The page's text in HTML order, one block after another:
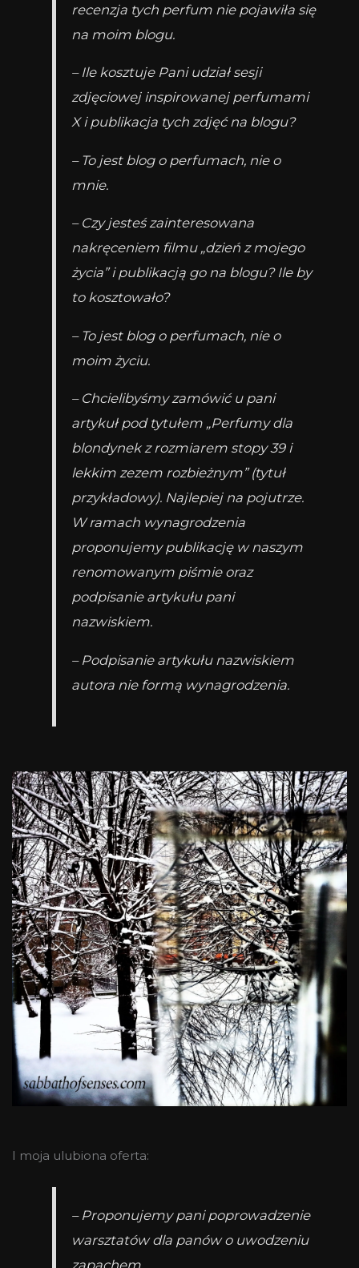
recenzja tych perfum nie pojawiła się
na moim blogu.
– Ile kosztuje Pani udział sesji
zdjęciowej inspirowanej perfumami
X i publikacja tych zdjęć na blogu?
– To jest blog o perfumach, nie o
mnie.
– Czy jesteś zainteresowana
nakręceniem filmu „dzień z mojego
życia” i publikacją go na blogu? Ile by
to kosztowało?
– To jest blog o perfumach, nie o
moim życiu.
– Chcielibyśmy zamówić u pani
artykuł pod tytułem „Perfumy dla
blondynek z rozmiarem stopy 39 i
lekkim zezem rozbieżnym” (tytuł
przykładowy). Najlepiej na pojutrze.
W ramach wynagrodzenia
proponujemy publikację w naszym
renomowanym piśmie oraz
podpisanie artykułu pani
nazwiskiem.
– Podpisanie artykułu nazwiskiem
autora nie formą wynagrodzenia.
I moja ulubiona oferta:
– Proponujemy pani poprowadzenie
warsztatów dla panów o uwodzeniu